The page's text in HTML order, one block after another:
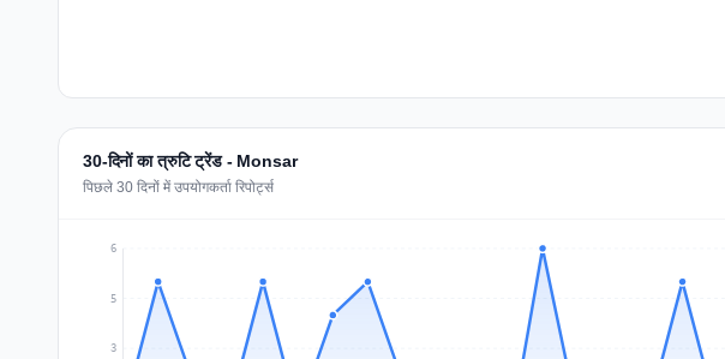
30-दिनों का त्रुटि ट्रेंड - Monsar
पिछले 30 दिनों में उपयोगकर्ता रिपोर्ट्स
3
5
6